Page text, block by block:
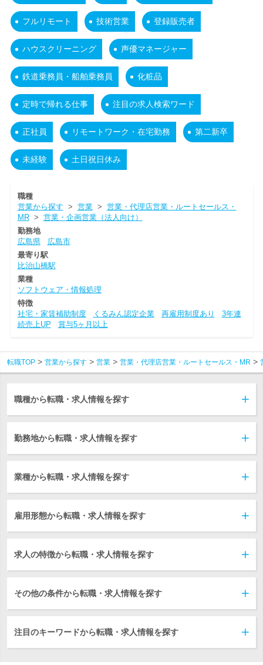
フルリモート 技術営業 登録販売者
ハウスクリーニング 声優マネージャー
鉄道乗務員・船舶乗務員 化粧品
定時で帰れる仕事 注目の求人検索ワード
正社員 リモートワーク・在宅勤務 第二新卒
未経験 土日祝日休み
職種
営業から探す > 営業> 営業・代理店営業・ルートセールス・
MR> 営業・企画営業（法人向け）
勤務地
広島県
広島市
最寄り駅
比治山橋駅
業種
ソフトウェア・情報処理
特徴
社宅・家賃補助制度
くるみん認定企業 再雇用制度あり
3年連
続売上UP
賞与5ヶ月以上
転職TOP 営業から探す 営業 営業・代理店営業・ルートセールス・MR
職種から転職・求人情報を探す
勤務地から転職・求人情報を探す
業種から転職・求人情報を探す
雇用形態から転職・求人情報を探す
求人の特徴から転職・求人情報を探す
その他の条件から転職・求人情報を探す
注目のキーワードから転職・求人情報を探す